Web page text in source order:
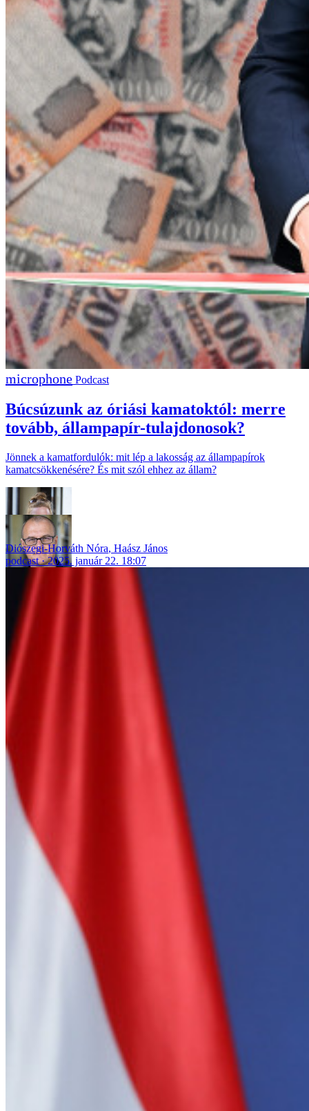
Podcast
Búcsúzunk az óriási kamatoktól: merre
tovább, állampapír-tulajdonosok?
Jönnek a kamatfordulók: mit lép a lakosság az állampapírok
kamatcsökkenésére? És mit szól ehhez az állam?
Diószegi-Horváth Nóra, Haász János
podcast
2025. január 22. 18:07